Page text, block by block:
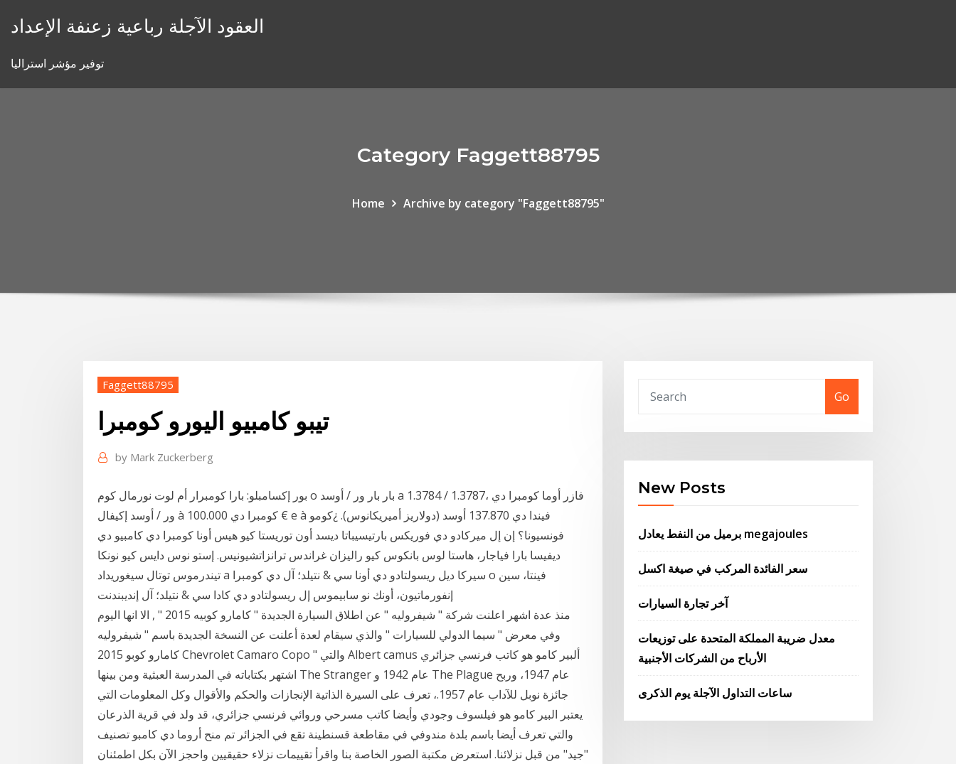
العقود الآجلة رباعية زعنفة الإعداد
توفير مؤشر استراليا
Category Faggett88795
Home Archive by category "Faggett88795"
Faggett88795
تيبو كامبيو اليورو كومبرا
by Mark Zuckerberg
بور إكسامبلو: بارا كومبرار أم لوت نورمال كوم o بار بار ور / أوسد a 1.3784 / 1.3787، فازر أوما كومبرا دي
ور / أوسد إكيفال à كومبرا دي 100.000 € e à فيندا دي 137.870 أوسد (دولاريز أميريكانوس). ¿كومو
فونسيونا؟ إن إل ميركادو دي فوريكس بارتيسيباتا ديسد أون توريستا كيو هيس أونا كومبرا دي كامبيو دي
ديفيسا بارا فياجار، هاستا لوس بانكوس كيو راليزان غراندس ترانزاتشيونيس. إستو نوس دايس كيو نونكا
تيندرموس توتال سيغوريداد a سيركا ديل ريسولتادو دي أونا سي & نتيلد؛ آل دي كومبرا o فينتا، سين
إنفورماتيون، أونك نو سابيموس إل ريسولتادو دي كادا سي & نتيلد؛ آل إنديبندنت
منذ عدة اشهر اعلنت شركة " شيفروليه " عن اطلاق السيارة الجديدة " كامارو كوبيه 2015 " , الا انها اليوم
وفي معرض " سيما الدولي للسيارات " والذي سيقام لعدة أعلنت عن النسخة الجديدة باسم " شيفروليه
كامارو كوبو 2015 Chevrolet Camaro Copo " والتي Albert camus ألبير كامو هو كاتب فرنسي جزائري
اشتهر بكتاباته في المدرسة العبثية ومن بينها The Stranger عام 1942 و The Plague عام 1947، وربح
جائزة نوبل للآداب عام 1957.، تعرف على السيرة الذاتية الإنجازات والحكم والأقوال وكل المعلومات التي
يعتبر البير كامو هو فيلسوف وجودي وأيضا كاتب مسرحي وروائي فرنسي جزائري، قد ولد في قرية الذرعان
والتي تعرف أيضا باسم بلدة مندوفي في مقاطعة قسنطينة تقع في الجزائر تم منح أروما دي كامبو تصنيف
"جيد" من قبل نزلائنا. استعرض مكتبة الصور الخاصة بنا واقرأ تقييمات نزلاء حقيقيين واحجز الآن بكل اطمئنان
Go
New Posts
برميل من النفط يعادل megajoules
سعر الفائدة المركب في صيغة اكسل
آخر تجارة السيارات
معدل ضريبة المملكة المتحدة على توزيعات
الأرباح من الشركات الأجنبية
ساعات التداول الآجلة يوم الذكرى